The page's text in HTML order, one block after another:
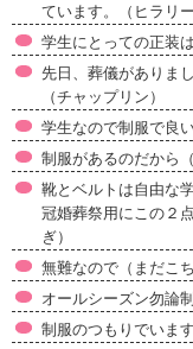
ています。（ヒラリー
学生にとっての正装
先日、葬儀がありま
（チャップリン）
学生なので制服で良
制服があるのだから
靴とベルトは自由な
冠婚葬祭用にこの２
ぎ）
無難なので（まだこち
オールシーズン勿論
制服のつもりでいま